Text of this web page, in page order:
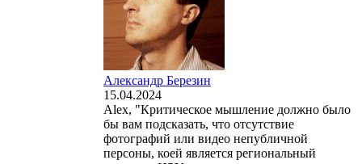
Александр Березин
15.04.2024
Alex, "Критическое мышление должно было
бы вам подсказать, что отсутствие
фотографий или видео непубличной
персоны, коей является региональный